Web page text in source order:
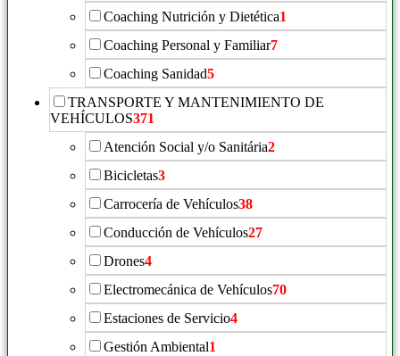
Coaching Nutrición y Dietética1
Coaching Personal y Familiar7
Coaching Sanidad5
TRANSPORTE Y MANTENIMIENTO DE
VEHÍCULOS371
Atención Social y/o Sanitária2
Bicicletas3
Carrocería de Vehículos38
Conducción de Vehículos27
Drones4
Electromecánica de Vehículos70
Estaciones de Servicio4
Gestión Ambiental1